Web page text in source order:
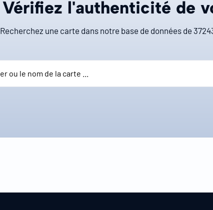
Vérifiez l'authenticité de
Recherchez une carte dans notre base de données de